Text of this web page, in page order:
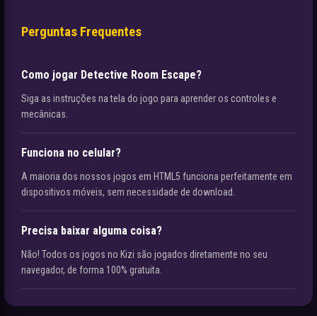
Perguntas Frequentes
Como jogar Detective Room Escape?
Siga as instruções na tela do jogo para aprender os controles e
mecânicas.
Funciona no celular?
A maioria dos nossos jogos em HTML5 funciona perfeitamente em
dispositivos móveis, sem necessidade de download.
Precisa baixar alguma coisa?
Não! Todos os jogos no Kizi são jogados diretamente no seu
navegador, de forma 100% gratuita.